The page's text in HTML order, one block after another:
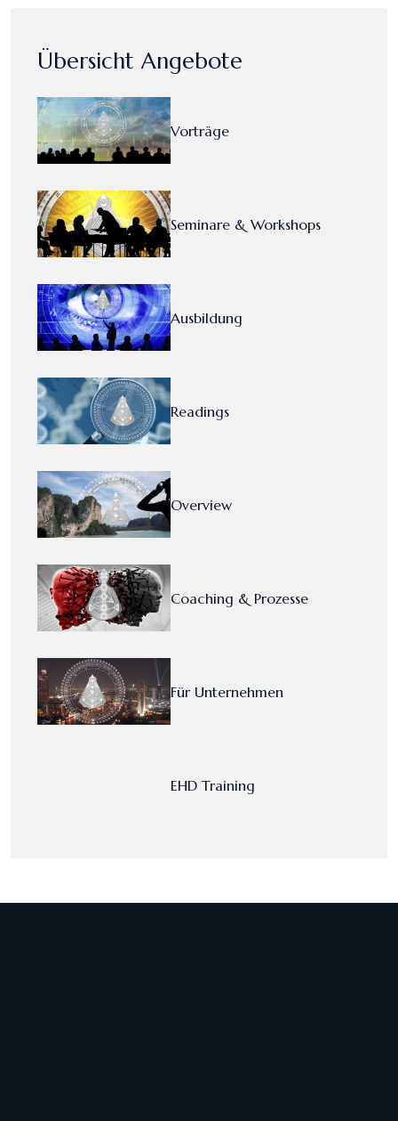
Übersicht Angebote
Vorträge
Seminare & Workshops
Ausbildung
Readings
Overview
Coaching & Prozesse
Für Unternehmen
EHD Training